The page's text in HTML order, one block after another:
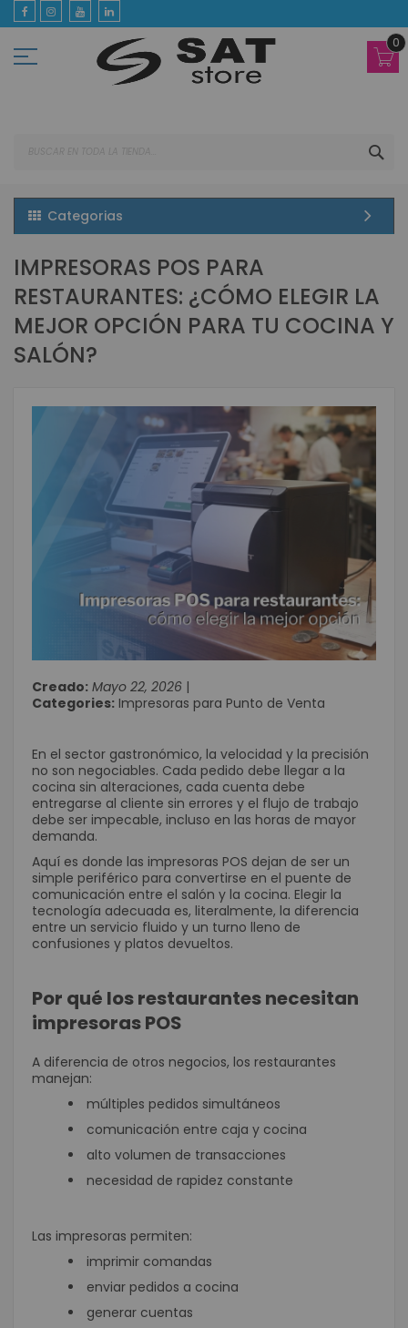
Ir
al
contenido
0
Categorias
IMPRESORAS POS PARA
RESTAURANTES: ¿CÓMO ELEGIR LA
MEJOR OPCIÓN PARA TU COCINA Y
SALÓN?
Creado: Mayo 22, 2026 |
Categories: Impresoras para Punto de Venta
En el sector gastronómico, la velocidad y la precisión
no son negociables. Cada pedido debe llegar a la
cocina sin alteraciones, cada cuenta debe
entregarse al cliente sin errores y el flujo de trabajo
debe ser impecable, incluso en las horas de mayor
demanda.
Aquí es donde las impresoras POS dejan de ser un
simple periférico para convertirse en el puente de
comunicación entre el salón y la cocina. Elegir la
tecnología adecuada es, literalmente, la diferencia
entre un servicio fluido y un turno lleno de
confusiones y platos devueltos.
Por qué los restaurantes necesitan
impresoras POS
A diferencia de otros negocios, los restaurantes
manejan:
múltiples pedidos simultáneos
comunicación entre caja y cocina
alto volumen de transacciones
necesidad de rapidez constante
Las impresoras permiten:
imprimir comandas
enviar pedidos a cocina
generar cuentas